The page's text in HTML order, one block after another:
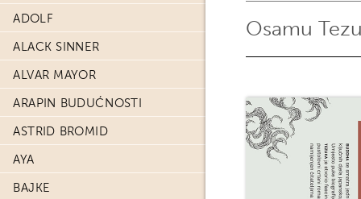
ADOLF
ALACK SINNER
ALVAR MAYOR
ARAPIN BUDUĆNOSTI
ASTRID BROMID
AYA
BAJKE
Osamu